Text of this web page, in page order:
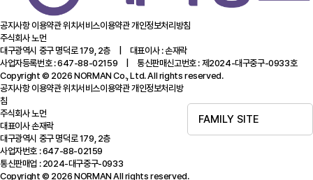
공지사항이용약관위치서비스이용약관개인정보처리방침
주식회사 노먼
대구광역시 중구 명덕로 179, 2층 | 대표이사 : 손재락
사업자등록번호 : 647-88-02159 | 통신판매신고번호 : 제2024-대구중구-0933호
Copyright © 2026 NORMAN Co., Ltd. All rights reserved.
FAMILY SITE
공지사항이용약관위치서비스이용약관개인정보처리방
침
주식회사 노먼
대표이사 손재락
대구광역시 중구 명덕로 179, 2층
사업자번호 : 647-88-02159
통신판매업 : 2024-대구중구-0933
Copyright © 2026 NORMAN All rights reserved.